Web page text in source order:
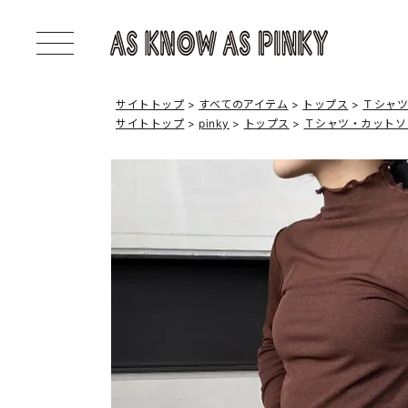
サイトトップ すべてのアイテム トップス
Ｔシャ
サイトトップ
pinky トップス Ｔシャツ・カット